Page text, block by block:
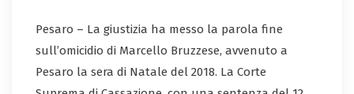
Pesaro – La giustizia ha messo la parola fine
sull’omicidio di Marcello Bruzzese, avvenuto a
Pesaro la sera di Natale del 2018. La Corte